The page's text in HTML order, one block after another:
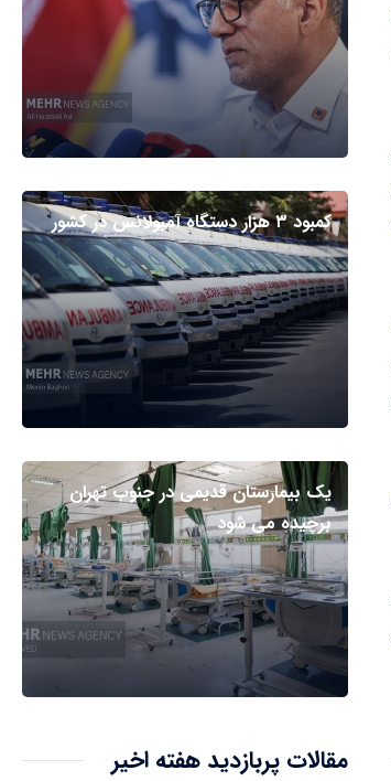
کمبود ۳ هزار دستگاه آمبولانس در کشور
یک بیمارستان قدیمی در جنوب تهران
برچیده می شود
مقالات پربازدید هفته اخیر